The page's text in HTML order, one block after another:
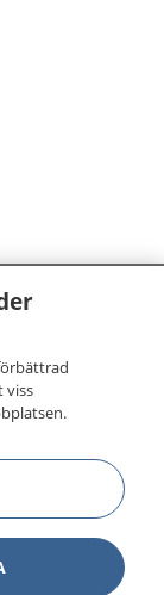
vård
om
kontakta.
dina
för
viss